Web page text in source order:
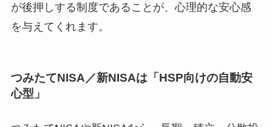
が後押しする制度であることが、心理的な安心感
を与えてくれます。
つみたてNISA／新NISAは「HSP向けの自動安
心型」